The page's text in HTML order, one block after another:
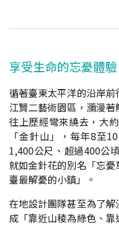
享受生命的忘憂體驗
循著臺東太平洋的沿岸
江賢二藝術園區，瀰漫
往上歷經彎來繞去，大
「金針山」，每年8至
1,400公尺、超過400公
就如金針花的別名「忘
臺最解憂的小鎮」。
在地設計團隊甚至為了
成「靠近山稜為綠色、